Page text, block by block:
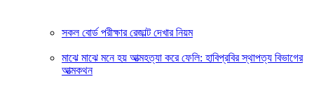
সকল বোর্ড পরীক্ষার রেজাল্ট দেখার নিয়ম
মাঝে মাঝে মনে হয় আত্মহত্যা করে ফেলি: হাবিপ্রবির স্থাপত্য বিভাগের
আত্মকথন